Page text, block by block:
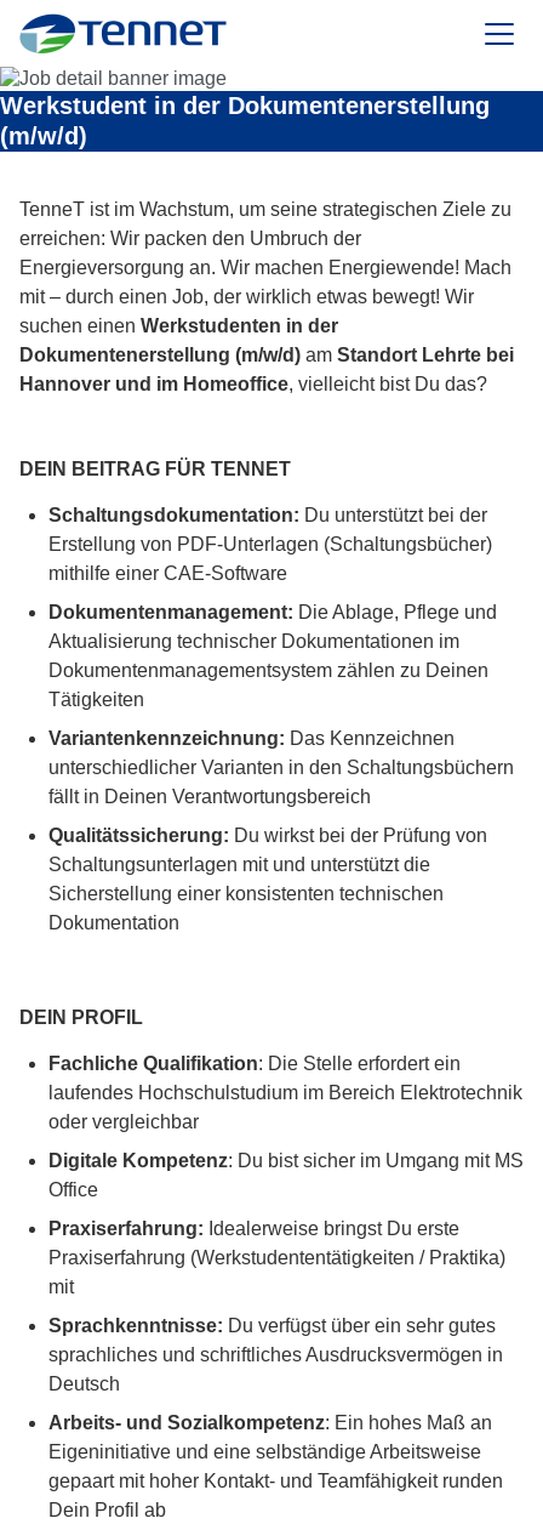
TenneT
Werkstudent in der Dokumentenerstellung
(m/w/d)
TenneT ist im Wachstum, um seine strategischen Ziele zu
erreichen: Wir packen den Umbruch der
Energieversorgung an. Wir machen Energiewende! Mach
mit – durch einen Job, der wirklich etwas bewegt! Wir
suchen einen Werkstudenten in der
Dokumentenerstellung (m/w/d) am Standort Lehrte bei
Hannover und im Homeoffice, vielleicht bist Du das?
DEIN BEITRAG FÜR TENNET
Schaltungsdokumentation: Du unterstützt bei der
Erstellung von PDF-Unterlagen (Schaltungsbücher)
mithilfe einer CAE-Software
Dokumentenmanagement: Die Ablage, Pflege und
Aktualisierung technischer Dokumentationen im
Dokumentenmanagementsystem zählen zu Deinen
Tätigkeiten
Variantenkennzeichnung: Das Kennzeichnen
unterschiedlicher Varianten in den Schaltungsbüchern
fällt in Deinen Verantwortungsbereich
Qualitätssicherung: Du wirkst bei der Prüfung von
Schaltungsunterlagen mit und unterstützt die
Sicherstellung einer konsistenten technischen
Dokumentation
DEIN PROFIL
Fachliche Qualifikation: Die Stelle erfordert ein
laufendes Hochschulstudium im Bereich Elektrotechnik
oder vergleichbar
Digitale Kompetenz: Du bist sicher im Umgang mit MS
Office
Praxiserfahrung: Idealerweise bringst Du erste
Praxiserfahrung (Werkstudententätigkeiten / Praktika)
mit
Sprachkenntnisse: Du verfügst über ein sehr gutes
sprachliches und schriftliches Ausdrucksvermögen in
Deutsch
Arbeits- und Sozialkompetenz: Ein hohes Maß an
Eigeninitiative und eine selbständige Arbeitsweise
gepaart mit hoher Kontakt- und Teamfähigkeit runden
Dein Profil ab